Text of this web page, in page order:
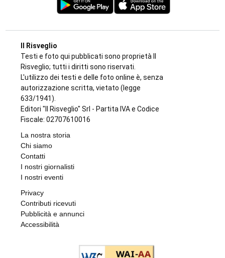
Il Risveglio
Testi e foto qui pubblicati sono proprietà Il
Risveglio; tutti i diritti sono riservati.
L'utilizzo dei testi e delle foto online è, senza
autorizzazione scritta, vietato (legge
633/1941).
Editori "Il Risveglio" Srl - Partita IVA e Codice
Fiscale: 02707610016
La nostra storia
Chi siamo
Contatti
I nostri giornalisti
I nostri eventi
Privacy
Contributi ricevuti
Pubblicità e annunci
Accessibilità